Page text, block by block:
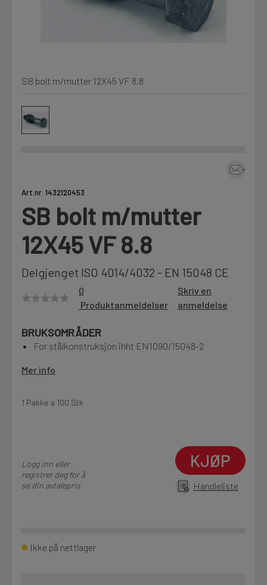
Kjemi, vindsperre og branntetting
Fag
Motek
Finn butikk
Kontakt og åpningstider
Kontakt
Kampanjer
Kvalitetsprodukter til ekstra gode priser
Prislister
Firmainformasjon
LOGG UT
SB bolt m/mutter 12X45 VF 8.8
Art.nr. 1432120453
SB bolt m/mutter
12X45 VF 8.8
Delgjenget ISO 4014/4032 - EN 15048 CE
0
Produktanmeldelser
Skriv en
anmeldelse
BRUKSOMRÅDER
For stålkonstruksjon ihht EN1090/15048-2
Mer info
1 Pakke a 100 Stk
Logg inn eller
registrer deg for å
se din avtalepris
KJØP
Handleliste
Ikke på nettlager